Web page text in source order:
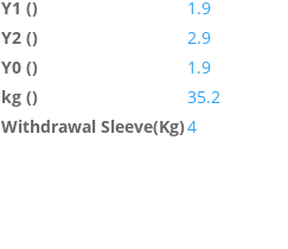
Y1 ()
1.9
Y2 ()
2.9
Y0 ()
1.9
kg ()
35.2
Withdrawal Sleeve(Kg)4